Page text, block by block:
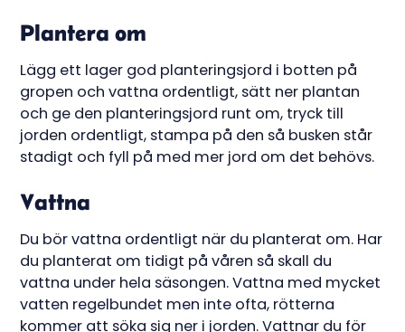
Plantera om
Lägg ett lager god planteringsjord i botten på
gropen och vattna ordentligt, sätt ner plantan
och ge den planteringsjord runt om, tryck till
jorden ordentligt, stampa på den så busken står
stadigt och fyll på med mer jord om det behövs.
Vattna
Du bör vattna ordentligt när du planterat om. Har
du planterat om tidigt på våren så skall du
vattna under hela säsongen. Vattna med mycket
vatten regelbundet men inte ofta, rötterna
kommer att söka sig ner i jorden. Vattnar du för